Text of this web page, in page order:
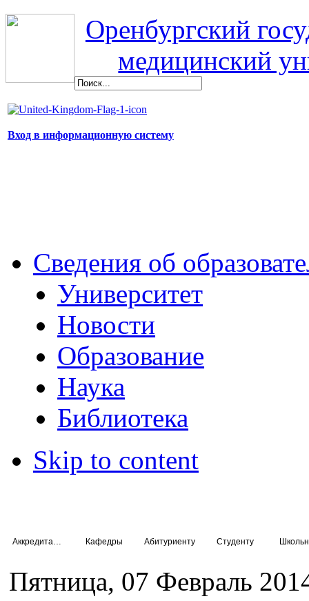
Оренбургский
медицинский
Вход в информационную систему
Сведения об
Университет
Новости
Образование
Наука
Библиотека
Skip to content
Кафедры Абитуриенту Студенту
Пятница, 07 Февраль